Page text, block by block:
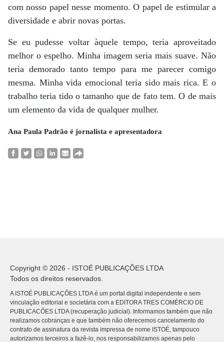
com nosso papel nesse momento. O papel de estimular a
diversidade e abrir novas portas.
Se eu pudesse voltar àquele tempo, teria aproveitado
melhor o espelho. Minha imagem seria mais suave. Não
teria demorado tanto tempo para me parecer comigo
mesma. Minha vida emocional teria sido mais rica. E o
trabalho teria tido o tamanho que de fato tem. O de mais
um elemento da vida de qualquer mulher.
Ana Paula Padrão é jornalista e apresentadora
Copyright © 2026 - ISTOÉ PUBLICAÇÕES LTDA
Todos os direitos reservados.
A ISTOÉ PUBLICAÇÕES LTDA é um portal digital independente e sem
vinculação editorial e societária com a EDITORA TRES COMÉRCIO DE
PUBLICACÕES LTDA (recuperação judicial). Informamos também que não
realizamos cobranças e que também não oferecemos cancelamento do
contrato de assinatura da revista impressa de nome ISTOÉ, tampouco
autorizamos terceiros a fazê-lo, nos responsabilizamos apenas pelo